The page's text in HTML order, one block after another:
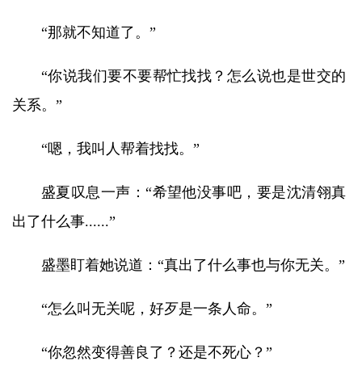
“那就不知道了。”
“你说我们要不要帮忙找找？怎么说也是世交的
关系。”
“嗯，我叫人帮着找找。”
盛夏叹息一声：“希望他没事吧，要是沈清翎真
出了什么事......”
盛墨盯着她说道：“真出了什么事也与你无关。”
“怎么叫无关呢，好歹是一条人命。”
“你忽然变得善良了？还是不死心？”